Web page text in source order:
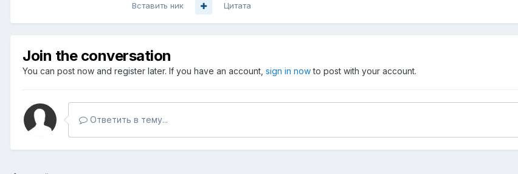
Вставить ник Цитата
Join the conversation
You can post now and register later. If you have an account, sign in nowto post with your account.
Ответить в тему...